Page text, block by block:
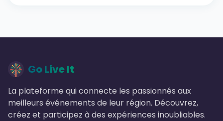
Go Live It
La plateforme qui connecte les passionnés aux
meilleurs événements de leur région. Découvrez,
créez et participez à des expériences inoubliables.